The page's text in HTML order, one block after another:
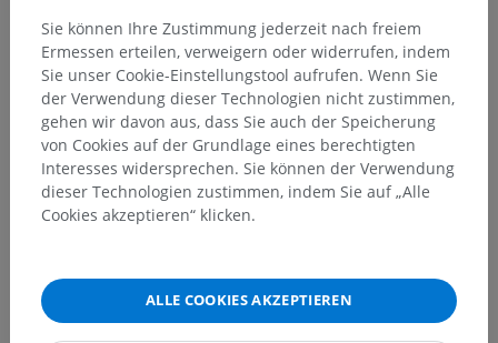
Frey-Syndrom (auriculotemporales Syndrom): tritt nach
Parotischirurgie oder Trauma infolge abnormer
Regeneration parasympathischer Fasern auf und führt zu
gustatorischem Schwitzen und Gesichtsrötung während
der Mahlzeiten.
Parotistumoren: die meisten Tumoren der Speicheldrüsen
entstehen in derOhrspeicheldrüse; eine Beteiligung des
Gesichtsnervs kann auf Malignität hinweisen.
Ohrspeicheldrüse seltener als in der
Unterkieferspeicheldrüse.
Sie können Ihre Zustimmung jederzeit nach freiem
Ermessen erteilen, verweigern oder widerrufen, indem
Sie unser Cookie-Einstellungstool aufrufen. Wenn Sie
der Verwendung dieser Technologien nicht zustimmen,
gehen wir davon aus, dass Sie auch der Speicherung
von Cookies auf der Grundlage eines berechtigten
Interesses widersprechen. Sie können der Verwendung
dieser Technologien zustimmen, indem Sie auf „Alle
Cookies akzeptieren“ klicken.
ALLE COOKIES AKZEPTIEREN